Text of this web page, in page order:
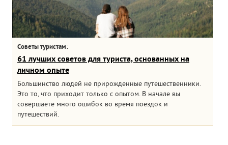
Советы туристам:
61 лучших советов для туриста, основанных на
личном опыте
Большинство людей не прирожденные путешественники.
Это то, что приходит только с опытом. В начале вы
совершаете много ошибок во время поездок и
путешествий.